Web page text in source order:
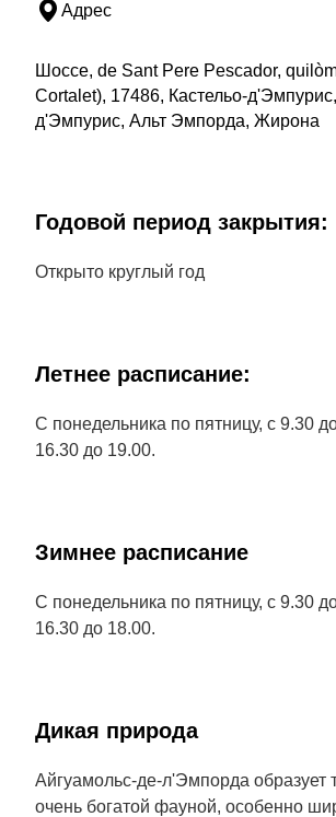
Адрес
Шоссе, de Sant Pere Pescador,
Cortalet), 17486, Кастельо-
д'Эмпурис, Альт Эмпорда, Жирона
Годовой период закрытия:
Открыто круглый год
Летнее расписание:
С понедельника по пятницу, с 9.30
16.30 до 19.00.
Зимнее расписание
С понедельника по пятницу, с 9.30
16.30 до 18.00.
Дикая природа
Айгуамольс-де-л'Эмпорда образует
очень богатой фауной, особенно